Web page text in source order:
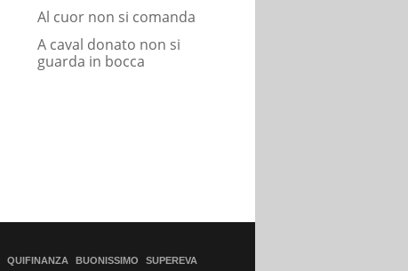
Al cuor non si comanda
A caval donato non si
guarda in bocca
QUIFINANZA BUONISSIMO SUPEREVA